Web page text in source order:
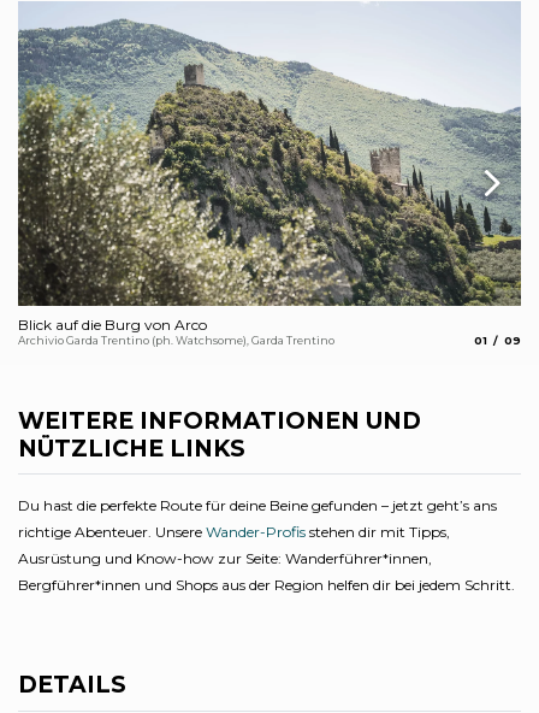
Blick auf die Burg von Arco
Archivio Garda Trentino (ph. Watchsome), Garda Trentino 01 09
WEITERE INFORMATIONEN UND
NÜTZLICHE LINKS
Du hast die perfekte Route für deine Beine gefunden – jetzt geht’s ans
richtige Abenteuer. Unsere Wander-Profis stehen dir mit Tipps,
Ausrüstung und Know-how zur Seite: Wanderführer*innen,
Bergführer*innen und Shops aus der Region helfen dir bei jedem Schritt.
DETAILS